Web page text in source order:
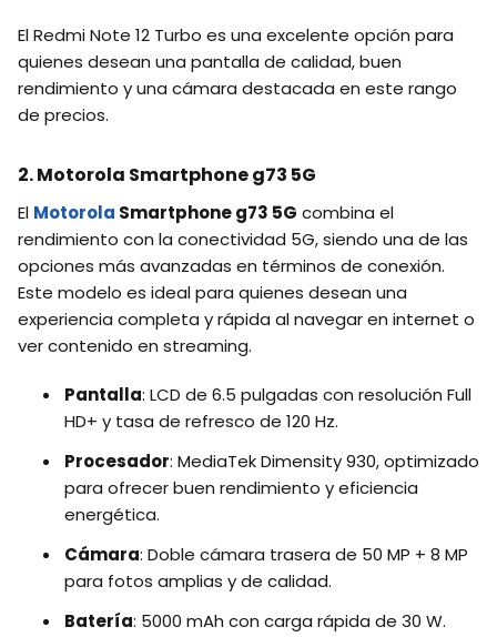
El Redmi Note 12 Turbo es una excelente opción para
quienes desean una pantalla de calidad, buen
rendimiento y una cámara destacada en este rango
de precios.
2. Motorola Smartphone g73 5G
El Motorola Smartphone g73 5G combina el
rendimiento con la conectividad 5G, siendo una de las
opciones más avanzadas en términos de conexión.
Este modelo es ideal para quienes desean una
experiencia completa y rápida al navegar en internet o
ver contenido en streaming.
Pantalla: LCD de 6.5 pulgadas con resolución Full
HD+ y tasa de refresco de 120 Hz.
Procesador: MediaTek Dimensity 930, optimizado
para ofrecer buen rendimiento y eficiencia
energética.
Cámara: Doble cámara trasera de 50 MP + 8 MP
para fotos amplias y de calidad.
Batería: 5000 mAh con carga rápida de 30 W.